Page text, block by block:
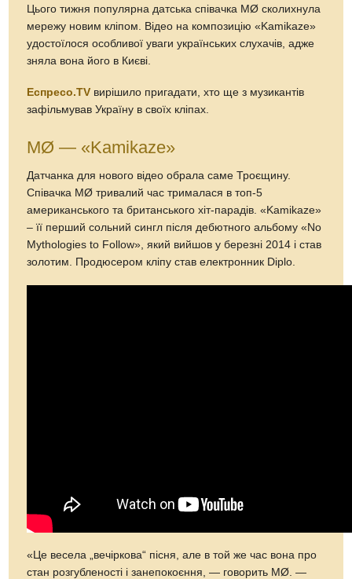
Цього тижня популярна датська співачка MØ сколихнула
мережу новим кліпом. Відео на композицію «Kamikaze»
удостоїлося особливої уваги українських слухачів, адже
зняла вона його в Києві.
Еспресо.TV вирішило пригадати, хто ще з музикантів
зафільмував Україну в своїх кліпах.
MØ — «Kamikaze»
Датчанка для нового відео обрала саме Троєщину.
Співачка MØ тривалий час трималася в топ-5
американського та британського хіт-парадів. «Kamikaze»
– її перший сольний сингл після дебютного альбому «No
Mythologies to Follow», який вийшов у березні 2014 і став
золотим. Продюсером кліпу став електронник Diplo.
«Це весела „вечіркова“ пісня, але в той же час вона про
стан розгубленості і занепокоєння, — говорить MØ. —